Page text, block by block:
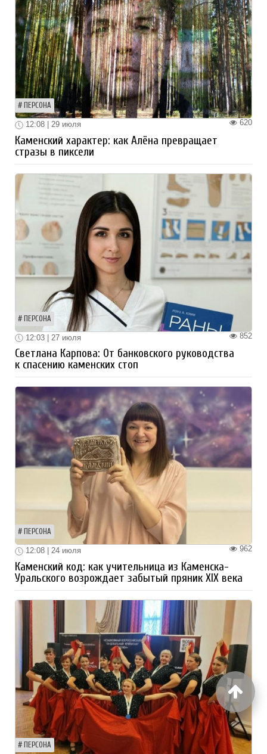
ПЕРСОНА
620
12:08 | 29 июля
Каменский характер: как Алёна превращает
стразы в пиксели
ПЕРСОНА
852
12:03 | 27 июля
Светлана Карпова: От банковского руководства
к спасению каменских стоп
ПЕРСОНА
962
12:08 | 24 июля
Каменский код: как учительница из Каменска-
Уральского возрождает забытый пряник XIX века
ПЕРСОНА